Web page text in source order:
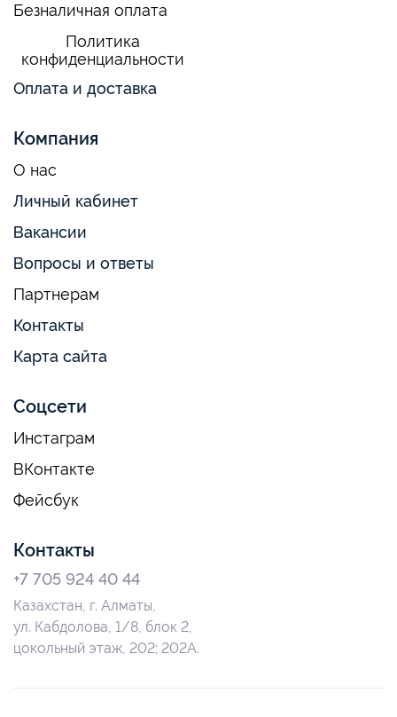
Безналичная оплата
Политика
конфиденциальности
Оплата и доставка
Компания
О нас
Личный кабинет
Вакансии
Вопросы и ответы
Партнерам
Контакты
Карта сайта
Соцсети
Инстаграм
ВКонтакте
Фейсбук
Контакты
+7 705 924 40 44
Казахстан, г. Алматы,
ул. Кабдолова, 1/8, блок 2,
цокольный этаж, 202; 202А.